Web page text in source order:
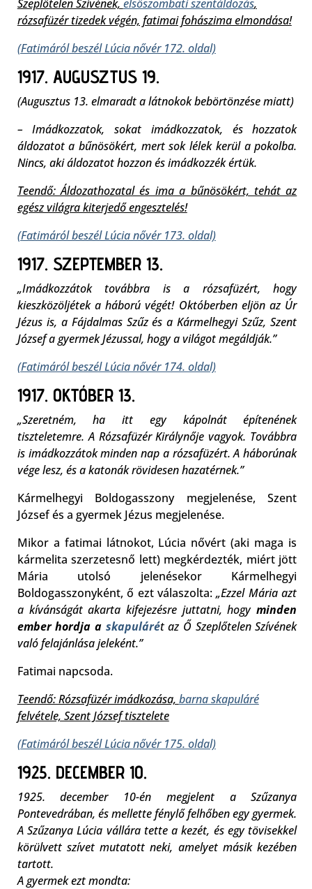
Szeplőtelen Szívének, elsőszombati szentáldozás,
rózsafüzér tizedek végén, fatimai fohászima elmondása!
(Fatimáról beszél Lúcia nővér 172. oldal)
1917. AUGUSZTUS 19.
(Augusztus 13. elmaradt a látnokok bebörtönzése miatt)
– Imádkozzatok, sokat imádkozzatok, és hozzatok
áldozatot a bűnösökért, mert sok lélek kerül a pokolba.
Nincs, aki áldozatot hozzon és imádkozzék értük.
Teendő: Áldozathozatal és ima a bűnösökért, tehát az
egész világra kiterjedő engesztelés!
(Fatimáról beszél Lúcia nővér 173. oldal)
1917. SZEPTEMBER 13.
„Imádkozzátok továbbra is a rózsafüzért, hogy
kieszközöljétek a háború végét! Októberben eljön az Úr
Jézus is, a Fájdalmas Szűz és a Kármelhegyi Szűz, Szent
József a gyermek Jézussal, hogy a világot megáldják.”
(Fatimáról beszél Lúcia nővér 174. oldal)
1917. OKTÓBER 13.
„Szeretném, ha itt egy kápolnát építenének
tiszteletemre. A Rózsafüzér Királynője vagyok. Továbbra
is imádkozzátok minden nap a rózsafüzért. A háborúnak
vége lesz, és a katonák rövidesen hazatérnek.”
Kármelhegyi Boldogasszony megjelenése, Szent
József és a gyermek Jézus megjelenése.
Mikor a fatimai látnokot, Lúcia nővért (aki maga is
kármelita szerzetesnő lett) megkérdezték, miért jött
Mária utolsó jelenésekor Kármelhegyi
Boldogasszonyként, ő ezt válaszolta:„Ezzel Mária azt
a kívánságát akarta kifejezésre juttatni, hogy minden
ember hordja a skapulárét az Ő Szeplőtelen Szívének
való felajánlása jeleként.”
Fatimai napcsoda.
Teendő: Rózsafüzér imádkozása, barna skapuláré
felvétele, Szent József tisztelete
(Fatimáról beszél Lúcia nővér 175. oldal)
1925. DECEMBER 10.
1925. december 10-én megjelent a Szűzanya
Pontevedrában, és mellette fénylő felhőben egy gyermek.
A Szűzanya Lúcia vállára tette a kezét, és egy tövisekkel
körülvett szívet mutatott neki, amelyet másik kezében
tartott.
A gyermek ezt mondta: